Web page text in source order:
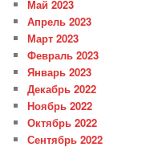
Май 2023
Апрель 2023
Март 2023
Февраль 2023
Январь 2023
Декабрь 2022
Ноябрь 2022
Октябрь 2022
Сентябрь 2022